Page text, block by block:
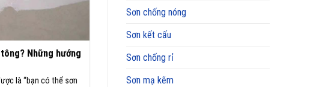
Những hướng
là “bạn có thể sơn
Sơn chống nóng
Sơn kết cấu
Sơn chống rỉ
Sơn mạ kẽm